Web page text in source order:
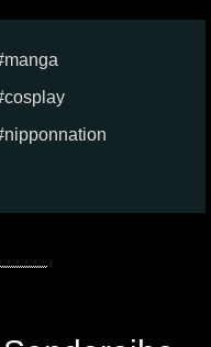
manga
cosplay
nipponnation